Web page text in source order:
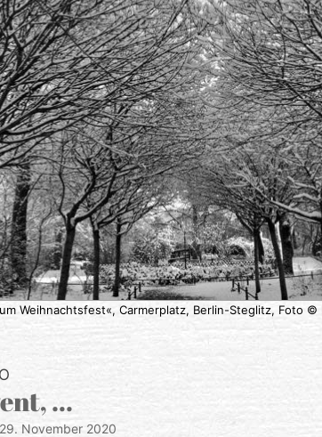
Weihnachtsfest«, Carmerplatz, Berlin-Steglitz, Foto
…
29. November 2020